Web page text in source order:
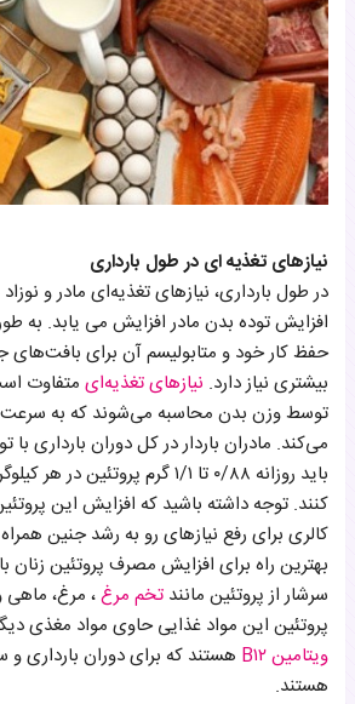
نیازهای تغذیه ای در طول بارداری
در طول بارداری، نیازهای تغذیه‌ای مادر و
افزایش توده بدن مادر افزایش می یابد. به
حفظ کار خود و متابولیسم آن برای بافت‌های
بیشتری نیاز دارد. نیازهای تغذیه‌ای متفاوت
توسط وزن بدن محاسبه می‌شوند که به سرعت
می‌کند. مادران باردار در کل دوران بارداری با
باید روزانه ۰/۸۸ تا ۱/۱ گرم
کنند. توجه داشته باشید که افزایش این
کالری برای رفع نیازهای رو به رشد جنین
بهترین راه برای افزایش مصرف پروتئین زنان
سرشار از پروتئین مانند تخم مرغ، مرغ، ماهی
پروتئین این مواد غذایی حاوی مواد مغذی
ویتامین B۱۲
هستند که برای دوران بارداری
هستند.